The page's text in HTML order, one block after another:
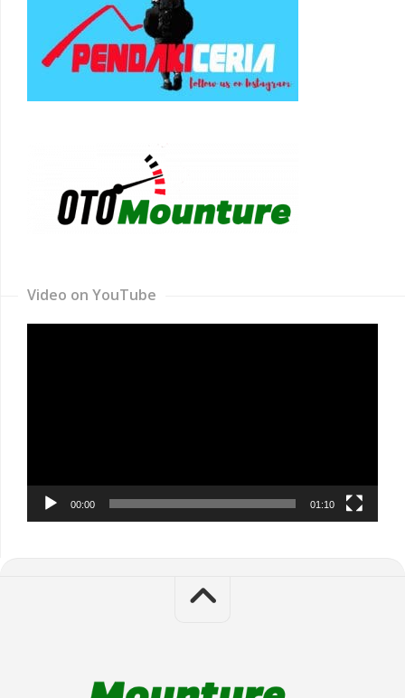
Video on YouTube
00:00 01:10